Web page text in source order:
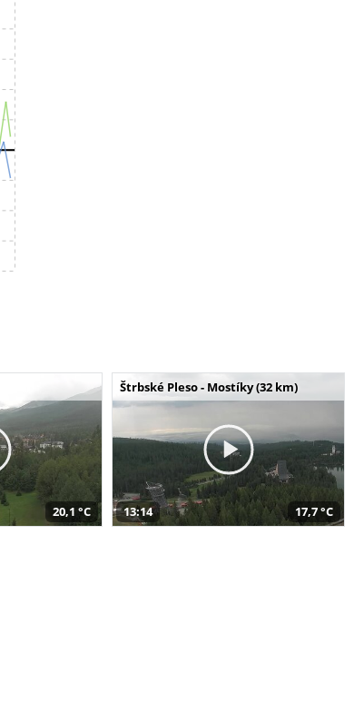
20,1 °C
Štrbské Pleso - Mostíky (32 km)
13:14 17,7 °C